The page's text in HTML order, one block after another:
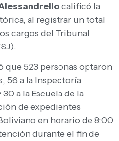
calificó la
al registrar un total
cargos del Tribunal
que 523 personas optaron
56 a la Inspectoría
a la Escuela de la
de expedientes
en horario de 8:00
durante el fin de